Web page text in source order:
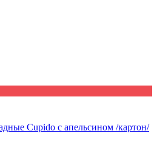
Cupido с апельсином /картон/